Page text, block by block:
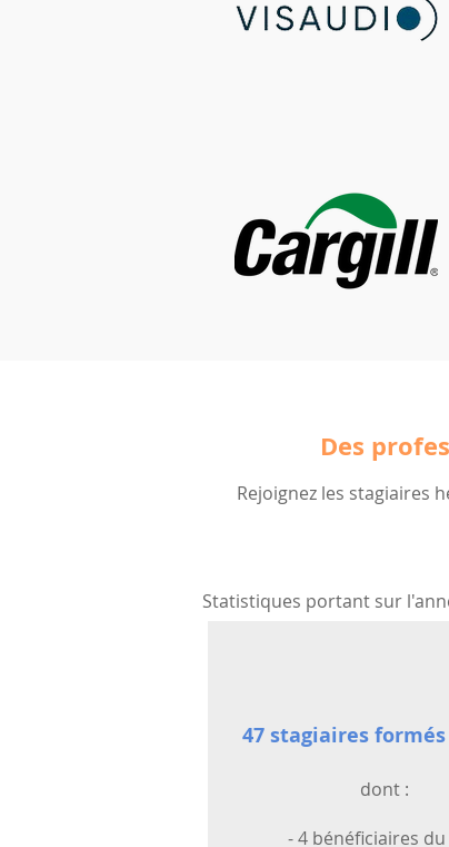
Des
Rejoignez les stagiaires
Statistiques portant sur
47 stagiaires formés
dont :
- 4 bénéficiaires du